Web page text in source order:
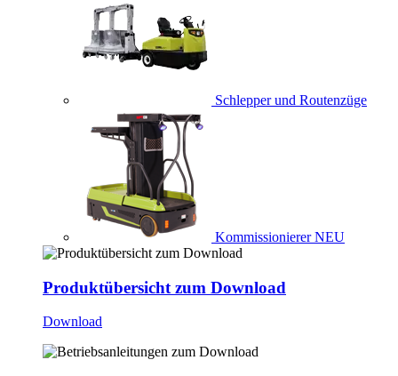
Schlepper und Routenzüge
Kommissionierer NEU
Produktübersicht zum Download
Download